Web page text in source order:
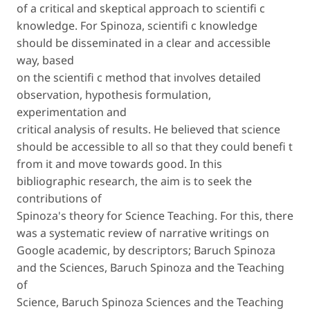
of a critical and skeptical approach to scientifi c
knowledge. For Spinoza, scientifi c knowledge
should be disseminated in a clear and accessible
way, based
on the scientifi c method that involves detailed
observation, hypothesis formulation,
experimentation and
critical analysis of results. He believed that science
should be accessible to all so that they could benefi t
from it and move towards good. In this
bibliographic research, the aim is to seek the
contributions of
Spinoza's theory for Science Teaching. For this, there
was a systematic review of narrative writings on
Google academic, by descriptors; Baruch Spinoza
and the Sciences, Baruch Spinoza and the Teaching
of
Science, Baruch Spinoza Sciences and the Teaching